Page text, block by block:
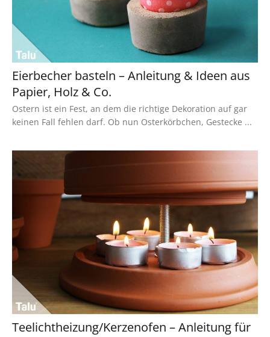
Eierbecher basteln – Anleitung & Ideen aus
Papier, Holz & Co.
Ostern ist ein Fest, an dem die richtige Dekoration auf gar
keinen Fall fehlen darf. Ob nun Osterkörbchen, Gestecke ...
Teelichtheizung/Kerzenofen – Anleitung für